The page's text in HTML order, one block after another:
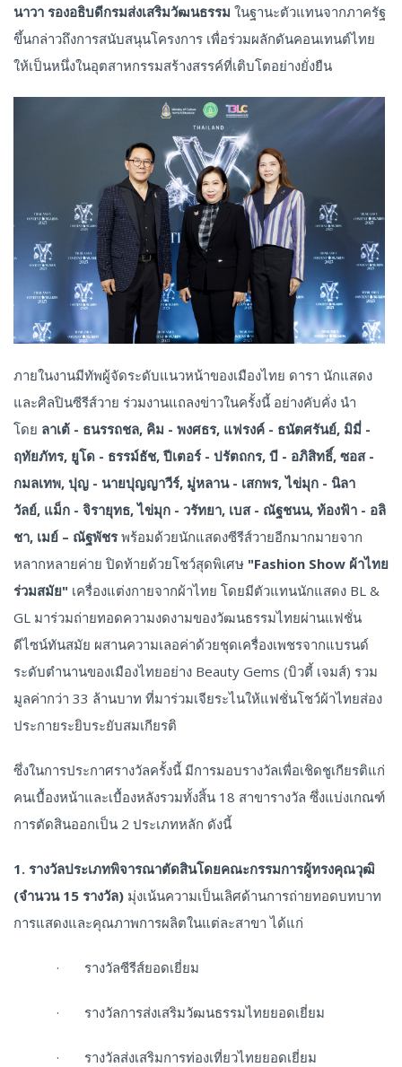
นาวา รองอธิบดีกรมส่งเสริมวัฒนธรรม ในฐานะตัวแทนจากภาครัฐ
ขึ้นกล่าวถึงการสนับสนุนโครงการ เพื่อร่วมผลักดันคอนเทนต์ไทย
ให้เป็นหนึ่งในอุตสาหกรรมสร้างสรรค์ที่เติบโตอย่างยั่งยืน
ภายในงานมีทัพผู้จัดระดับแนวหน้าของเมืองไทย ดารา นักแสดง
และศิลปินซีรีส์วาย ร่วมงานแถลงข่าวในครั้งนี้ อย่างคับคั่ง นำ
โดย ลาเต้ - ธนรรถชล, คิม - พงศธร, แฟรงค์ - ธนัตศรันย์, มิมี่ -
ฤทัยภัทร, ยูโด - ธรรม์ธัช, ปีเตอร์ - ปรัตถกร, บี - อภิสิทธิ์, ซอส -
กมลเทพ, ปุญ - นายปุญญาวีร์, มู่หลาน - เสกพร, ไข่มุก - นิลา
วัลย์, แม็ก - จิรายุทธ, ไข่มุก - วรัทยา, เบส - ณัฐชนน, ท้องฟ้า - อลิ
ชา, เมย์ – ณัฐพัชรพร้อมด้วยนักแสดงซีรีส์วายอีกมากมายจาก
หลากหลายค่าย ปิดท้ายด้วยโชว์สุดพิเศษ "Fashion Show ผ้าไทย
ร่วมสมัย" เครื่องแต่งกายจากผ้าไทย โดยมีตัวแทนนักแสดง BL &
GL มาร่วมถ่ายทอดความงดงามของวัฒนธรรมไทยผ่านแฟชั่น
ดีไซน์ทันสมัย ผสานความเลอค่าด้วยชุดเครื่องเพชรจากแบรนด์
ระดับตำนานของเมืองไทยอย่าง Beauty Gems (บิวตี้ เจมส์) รวม
มูลค่ากว่า 33 ล้านบาท ที่มาร่วมเจียระไนให้แฟชั่นโชว์ผ้าไทยส่อง
ประกายระยิบระยับสมเกียรติ
ซึ่งในการประกาศรางวัลครั้งนี้ มีการมอบรางวัลเพื่อเชิดชูเกียรติแก่
คนเบื้องหน้าและเบื้องหลังรวมทั้งสิ้น 18 สาขารางวัล ซึ่งแบ่งเกณฑ์
การตัดสินออกเป็น 2 ประเภทหลัก ดังนี้
1. รางวัลประเภทพิจารณาตัดสินโดยคณะกรรมการผู้ทรงคุณวุฒิ
(จำนวน 15 รางวัล) มุ่งเน้นความเป็นเลิศด้านการถ่ายทอดบทบาท
การแสดงและคุณภาพการผลิตในแต่ละสาขา ได้แก่
· รางวัลซีรีส์ยอดเยี่ยม
· รางวัลการส่งเสริมวัฒนธรรมไทยยอดเยี่ยม
· รางวัลส่งเสริมการท่องเที่ยวไทยยอดเยี่ยม